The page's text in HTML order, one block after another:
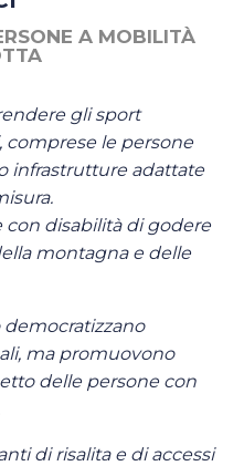
A MOBILITÀ
gli sport
comprese le persone
infrastrutture adattate
con disabilità di godere
montagna e delle
ma promuovono
delle persone con
di risalita e di accessi